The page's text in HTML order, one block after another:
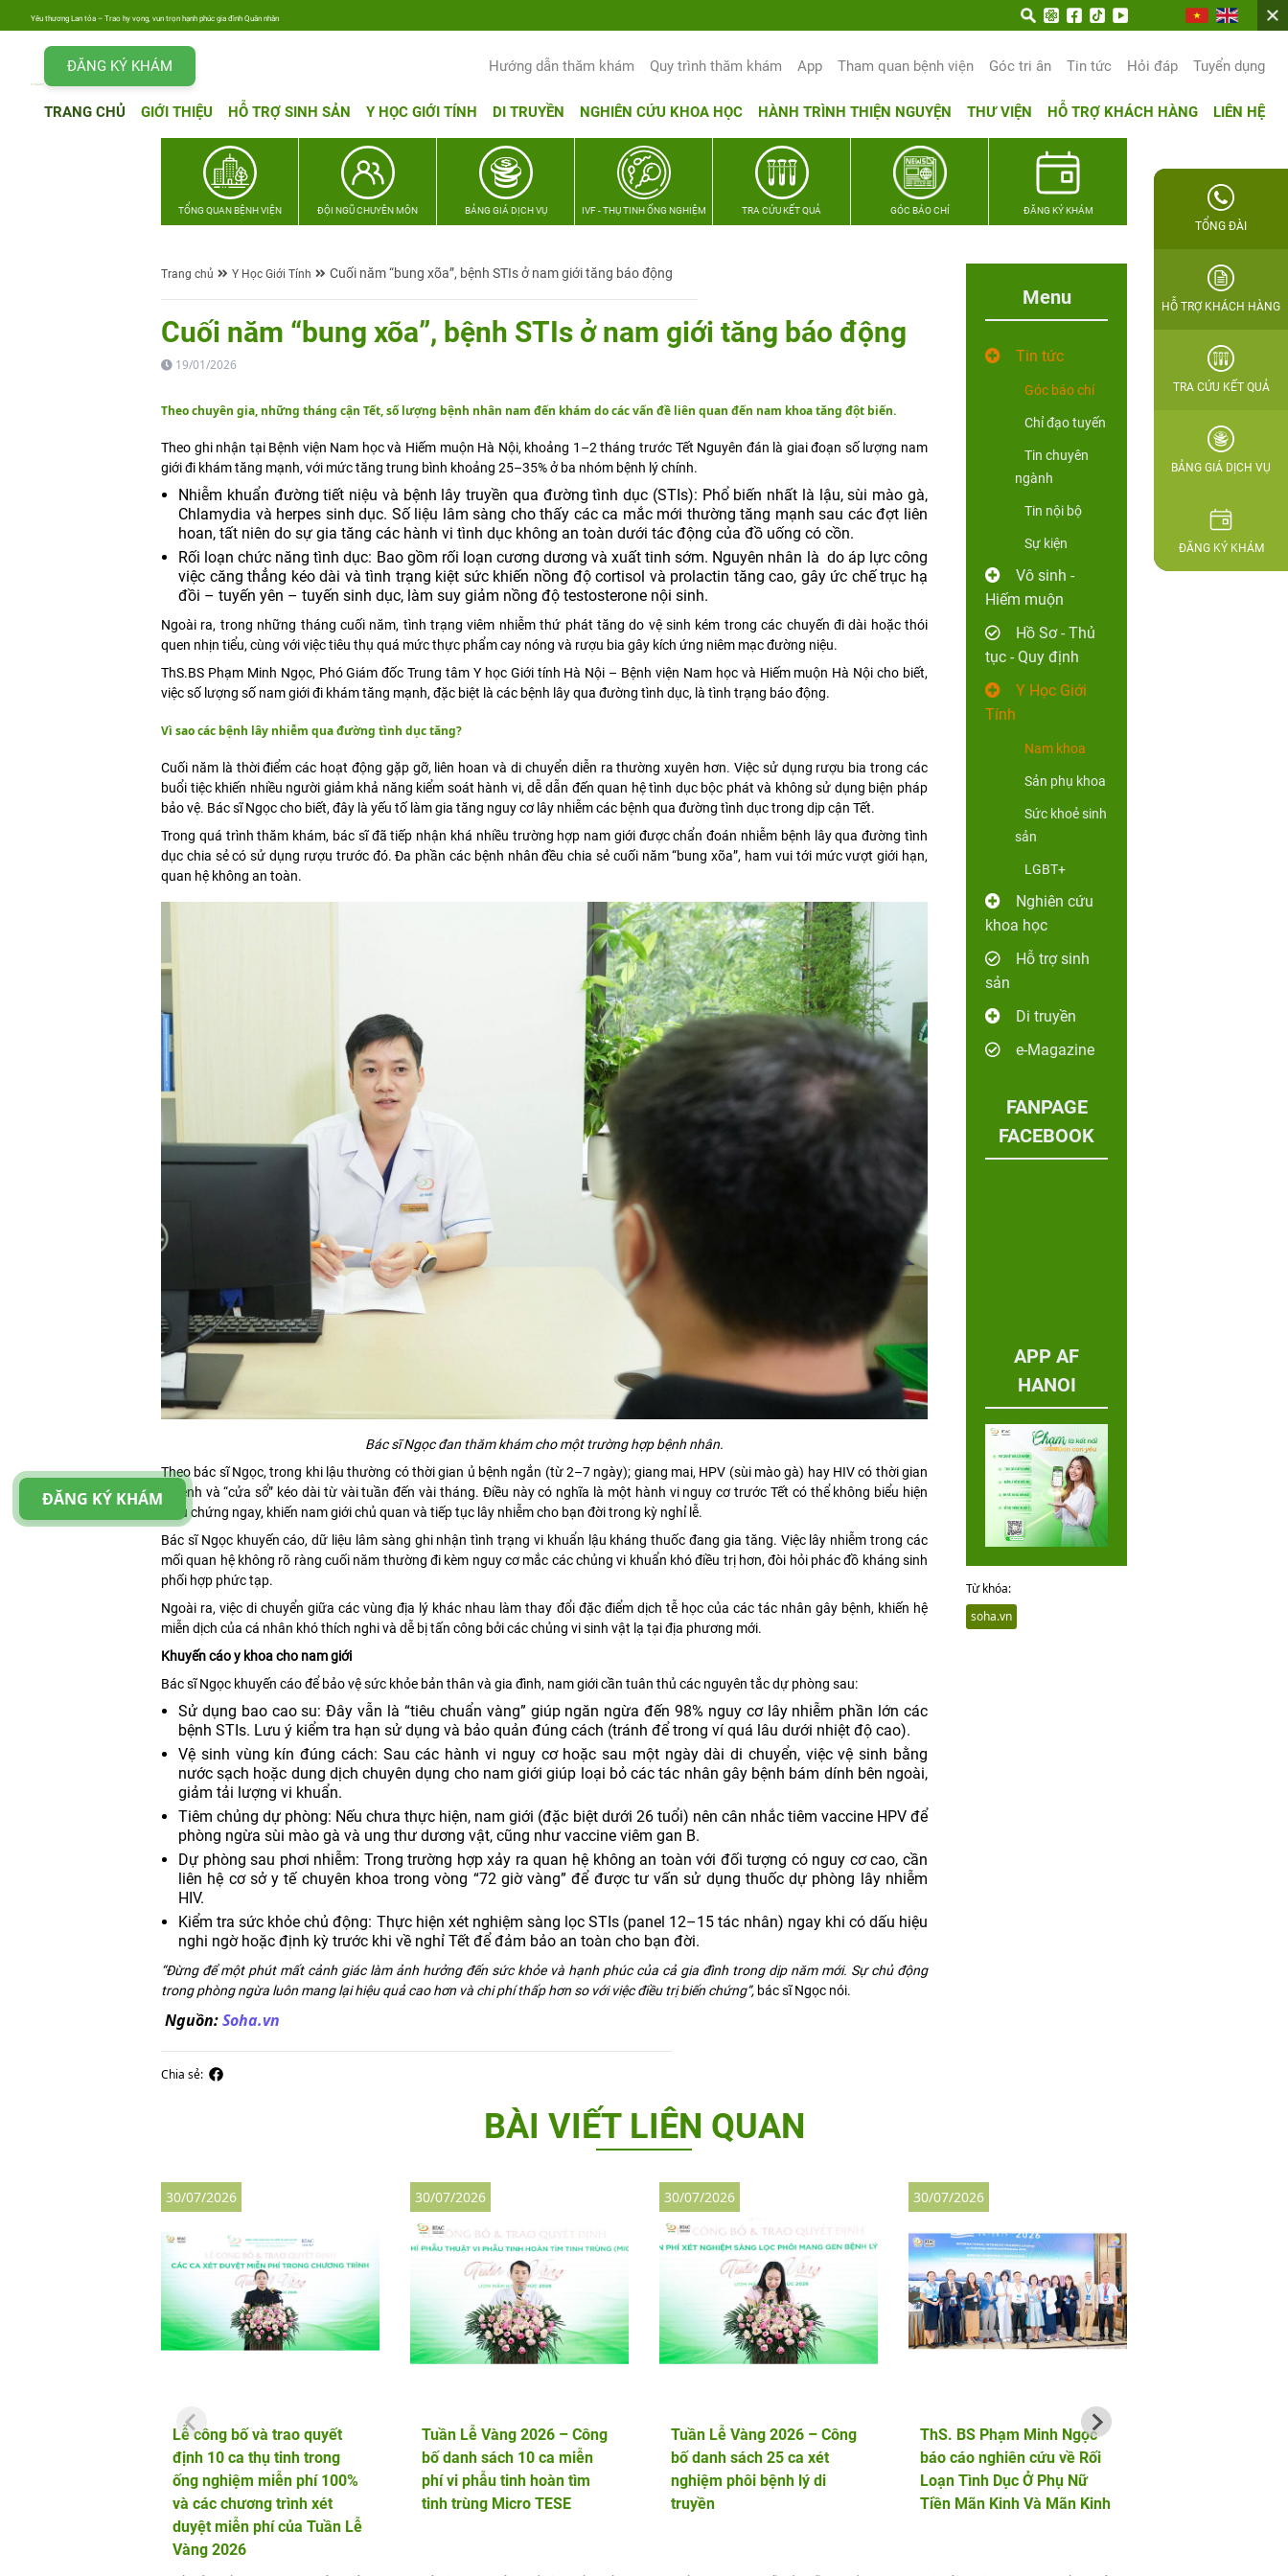
Yêu thương Lan tỏa – Trao hy vọng, vun trọn hạnh phúc gia đình Quân nhân
ĐĂNG KÝ KHÁM Hướng dẫn thăm khám Quy trình thăm khám App Tham quan bệnh viện Góc tri ân Tin tức Hỏi đáp Tuyển dụng
TRANG CHỦ GIỚI THIỆU HỖ TRỢ SINH SẢN Y HỌC GIỚI TÍNH DI TRUYỀN NGHIÊN CỨU KHOA HỌC HÀNH TRÌNH THIỆN NGUYỆN THƯ VIỆN HỖ TRỢ KHÁCH HÀNG LIÊN HỆ
TỔNG QUAN BỆNH VIỆN ĐỘI NGŨ CHUYÊN MÔN BẢNG GIÁ DỊCH VỤ IVF - THỤ TINH ỐNG NGHIỆM TRA CỨU KẾT QUẢ GÓC BÁO CHÍ ĐĂNG KÝ KHÁM
Trang chủ Y Học Giới Tính Cuối năm “bung xõa”, bệnh STIs ở nam giới tăng báo động
Cuối năm “bung xõa”, bệnh STIs ở nam giới tăng báo động
19/01/2026
Theo chuyên gia, những tháng cận Tết, số lượng bệnh nhân nam đến khám do các vấn đề liên quan đến nam khoa tăng đột biến.
Theo ghi nhận tại Bệnh viện Nam học và Hiếm muộn Hà Nội, khoảng 1–2 tháng trước Tết Nguyên đán là giai đoạn số lượng nam
giới đi khám tăng mạnh, với mức tăng trung bình khoảng 25–35% ở ba nhóm bệnh lý chính.
Nhiễm khuẩn đường tiết niệu và bệnh lây truyền qua đường tình dục (STIs): Phổ biến nhất là lậu, sùi mào gà,
Chlamydia và herpes sinh dục. Số liệu lâm sàng cho thấy các ca mắc mới thường tăng mạnh sau các đợt liên
hoan, tất niên do sự gia tăng các hành vi tình dục không an toàn dưới tác động của đồ uống có cồn.
Rối loạn chức năng tình dục: Bao gồm rối loạn cương dương và xuất tinh sớm. Nguyên nhân là do áp lực công
việc căng thẳng kéo dài và tình trạng kiệt sức khiến nồng độ cortisol và prolactin tăng cao, gây ức chế trục hạ
đồi – tuyến yên – tuyến sinh dục, làm suy giảm nồng độ testosterone nội sinh.
Ngoài ra, trong những tháng cuối năm, tình trạng viêm nhiễm thứ phát tăng do vệ sinh kém trong các chuyến đi dài hoặc thói
quen nhịn tiểu, cùng với việc tiêu thụ quá mức thực phẩm cay nóng và rượu bia gây kích ứng niêm mạc đường niệu.
ThS.BS Phạm Minh Ngọc, Phó Giám đốc Trung tâm Y học Giới tính Hà Nội – Bệnh viện Nam học và Hiếm muộn Hà Nội cho biết,
việc số lượng số nam giới đi khám tăng mạnh, đặc biệt là các bệnh lây qua đường tình dục, là tình trạng báo động.
Vì sao các bệnh lây nhiễm qua đường tình dục tăng?
Cuối năm là thời điểm các hoạt động gặp gỡ, liên hoan và di chuyển diễn ra thường xuyên hơn. Việc sử dụng rượu bia trong các
buổi tiệc khiến nhiều người giảm khả năng kiểm soát hành vi, dễ dẫn đến quan hệ tình dục bộc phát và không sử dụng biện pháp
bảo vệ. Bác sĩ Ngọc cho biết, đây là yếu tố làm gia tăng nguy cơ lây nhiễm các bệnh qua đường tình dục trong dịp cận Tết.
Trong quá trình thăm khám, bác sĩ đã tiếp nhận khá nhiều trường hợp nam giới được chẩn đoán nhiễm bệnh lây qua đường tình
dục chia sẻ có sử dụng rượu trước đó. Đa phần các bệnh nhân đều chia sẻ cuối năm “bung xõa”, ham vui tới mức vượt giới hạn,
quan hệ không an toàn.
Bác sĩ Ngọc đan thăm khám cho một trường hợp bệnh nhân.
Theo bác sĩ Ngọc, trong khi lậu thường có thời gian ủ bệnh ngắn (từ 2–7 ngày); giang mai, HPV (sùi mào gà) hay HIV có thời gian
ủ bệnh và “cửa sổ” kéo dài từ vài tuần đến vài tháng. Điều này có nghĩa là một hành vi nguy cơ trước Tết có thể không biểu hiện
triệu chứng ngay, khiến nam giới chủ quan và tiếp tục lây nhiễm cho bạn đời trong kỳ nghỉ lễ.
Bác sĩ Ngọc khuyến cáo, dữ liệu lâm sàng ghi nhận tình trạng vi khuẩn lậu kháng thuốc đang gia tăng. Việc lây nhiễm trong các
mối quan hệ không rõ ràng cuối năm thường đi kèm nguy cơ mắc các chủng vi khuẩn khó điều trị hơn, đòi hỏi phác đồ kháng sinh
phối hợp phức tạp.
Ngoài ra, việc di chuyển giữa các vùng địa lý khác nhau làm thay đổi đặc điểm dịch tễ học của các tác nhân gây bệnh, khiến hệ
miễn dịch của cá nhân khó thích nghi và dễ bị tấn công bởi các chủng vi sinh vật lạ tại địa phương mới.
Khuyến cáo y khoa cho nam giới
Bác sĩ Ngọc khuyến cáo để bảo vệ sức khỏe bản thân và gia đình, nam giới cần tuân thủ các nguyên tắc dự phòng sau:
Sử dụng bao cao su: Đây vẫn là “tiêu chuẩn vàng” giúp ngăn ngừa đến 98% nguy cơ lây nhiễm phần lớn các
bệnh STIs. Lưu ý kiểm tra hạn sử dụng và bảo quản đúng cách (tránh để trong ví quá lâu dưới nhiệt độ cao).
Vệ sinh vùng kín đúng cách: Sau các hành vi nguy cơ hoặc sau một ngày dài di chuyển, việc vệ sinh bằng
nước sạch hoặc dung dịch chuyên dụng cho nam giới giúp loại bỏ các tác nhân gây bệnh bám dính bên ngoài,
giảm tải lượng vi khuẩn.
Tiêm chủng dự phòng: Nếu chưa thực hiện, nam giới (đặc biệt dưới 26 tuổi) nên cân nhắc tiêm vaccine HPV để
phòng ngừa sùi mào gà và ung thư dương vật, cũng như vaccine viêm gan B.
Dự phòng sau phơi nhiễm: Trong trường hợp xảy ra quan hệ không an toàn với đối tượng có nguy cơ cao, cần
liên hệ cơ sở y tế chuyên khoa trong vòng “72 giờ vàng” để được tư vấn sử dụng thuốc dự phòng lây nhiễm
HIV.
Kiểm tra sức khỏe chủ động: Thực hiện xét nghiệm sàng lọc STIs (panel 12–15 tác nhân) ngay khi có dấu hiệu
nghi ngờ hoặc định kỳ trước khi về nghỉ Tết để đảm bảo an toàn cho bạn đời.
“Đừng để một phút mất cảnh giác làm ảnh hưởng đến sức khỏe và hạnh phúc của cả gia đình trong dịp năm mới. Sự chủ động
trong phòng ngừa luôn mang lại hiệu quả cao hơn và chi phí thấp hơn so với việc điều trị biến chứng”, bác sĩ Ngọc nói.
Nguồn:Soha.vn
Chia sẻ:
Menu
Tin tức
Góc báo chí
Chỉ đạo tuyến
Tin chuyên
ngành
Tin nội bộ
Sự kiện
Vô sinh -
Hiếm muộn
Hồ Sơ - Thủ
tục - Quy định
Y Học Giới
Tính
Nam khoa
Sản phụ khoa
Sức khoẻ sinh
sản
LGBT+
Nghiên cứu
khoa học
Hỗ trợ sinh
sản
Di truyền
e-Magazine
FANPAGE
FACEBOOK
APP AF
HANOI
Từ khóa:
soha.vn
BÀI VIẾT LIÊN QUAN
Lễ công bố và trao quyết
định 10 ca thụ tinh trong
ống nghiệm miễn phí 100%
và các chương trình xét
duyệt miễn phí của Tuần Lễ
Vàng 2026
30/07/2026
Tuần Lễ Vàng 2026 – Công
bố danh sách 10 ca miễn
phí vi phẫu tinh hoàn tìm
tinh trùng Micro TESE
30/07/2026
Tuần Lễ Vàng 2026 – Công
bố danh sách 25 ca xét
nghiệm phôi bệnh lý di
truyền
30/07/2026
ThS. BS Phạm Minh Ngọc
báo cáo nghiên cứu về Rối
Loạn Tình Dục Ở Phụ Nữ
Tiền Mãn Kinh Và Mãn Kinh
30/07/2026
TỔNG ĐÀI
HỖ TRỢ KHÁCH HÀNG
TRA CỨU KẾT QUẢ
BẢNG GIÁ DỊCH VỤ
ĐĂNG KÝ KHÁM
ĐĂNG KÝ KHÁM